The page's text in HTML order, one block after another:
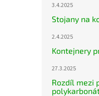
3.4.2025
Stojany na
2.4.2025
Kontejnery
27.3.2025
Rozdíl mezi